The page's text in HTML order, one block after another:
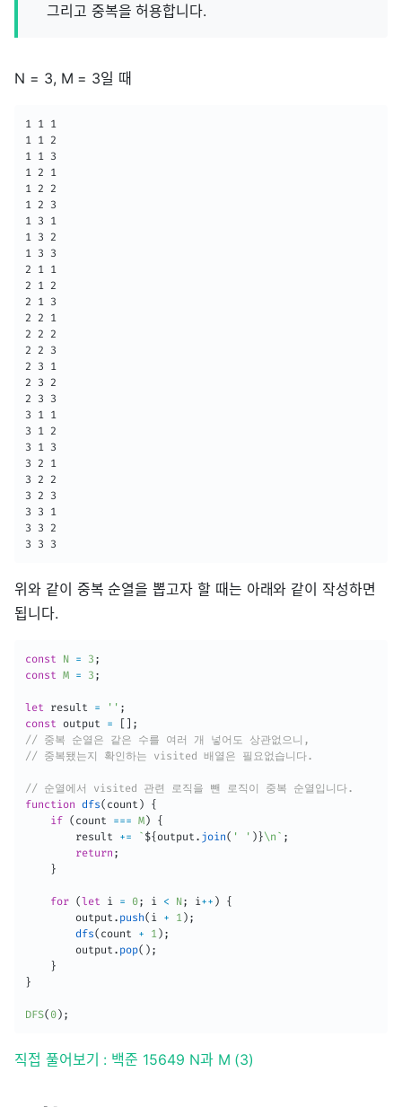
그리고 중복을 허용합니다.
N = 3, M = 3일 때
1 1 1
1 1 2
1 1 3
1 2 1
1 2 2
1 2 3
1 3 1
1 3 2
1 3 3
2 1 1
2 1 2
2 1 3
2 2 1
2 2 2
2 2 3
2 3 1
2 3 2
2 3 3
3 1 1
3 1 2
3 1 3
3 2 1
3 2 2
3 2 3
3 3 1
3 3 2
3 3 3
위와 같이 중복 순열을 뽑고자 할 때는 아래와 같이 작성하면
됩니다.
const N = 3 ;
const M = 3 ;
let result = '' ;
const output = [ ] ;
// 중복 순열은 같은 수를 여러 개 넣어도 상관없으니,
// 중복됐는지 확인하는 visited 배열은 필요없습니다.
// 순열에서 visited 관련 로직을 뺀 로직이 중복 순열입니다.
function dfs( count )
{
if ( count === M)
{
        result
+= ` ${output . join( ' ' )}\n ` ;
return ;
}
for (let i = 0; i < N; i ++ )
{
        output
. push( i + 1 ) ;
dfs( count + 1 ) ;
        output
. pop( ) ;
}
}
DFS( 0) ;
직접 풀어보기 : 백준 15649 N과 M (3)